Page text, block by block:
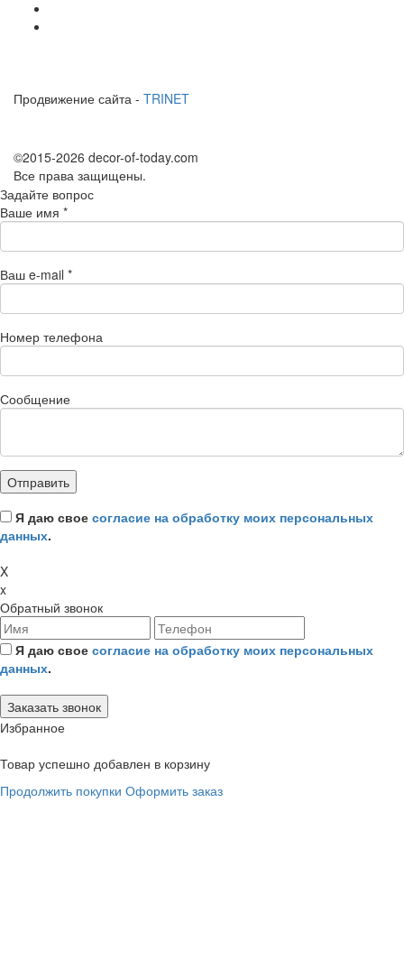
Продвижение сайта - TRINET
©2015-2026 decor-of-today.com
Все права защищены.
Задайте вопрос
Ваше имя *
Ваш e-mail *
Номер телефона
Сообщение
Я даю свое согласие на обработку моих персональных
данных.
X
x
Обратный звонок
Я даю свое согласие на обработку моих персональных
данных.
Избранное
Товар успешно добавлен в корзину
Продолжить покупки Оформить заказ